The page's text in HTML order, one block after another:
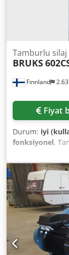
Finnland
Tamburlu silaj
BRUKS
Fiyat
Durum: iyi
fonksiyonel,
Açıklık
26 kW
Nex Adxowa